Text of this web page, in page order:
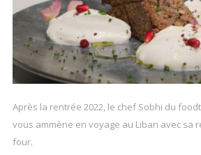
Après la rentrée 2022, le chef Sobhi du
vous ammène en voyage au Liban avec sa
four.